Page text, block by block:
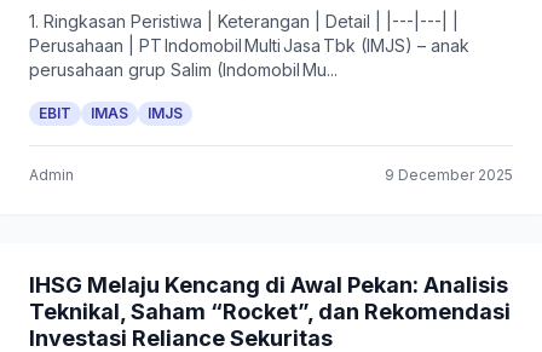
1. Ringkasan Peristiwa | Keterangan | Detail | |---|---| |
Perusahaan | PT Indomobil Multi Jasa Tbk (IMJS) – anak
perusahaan grup Salim (Indomobil Mu...
EBIT IMAS IMJS
Admin 9 December 2025
IHSG Melaju Kencang di Awal Pekan: Analisis
Teknikal, Saham “Rocket”, dan Rekomendasi
Investasi Reliance Sekuritas